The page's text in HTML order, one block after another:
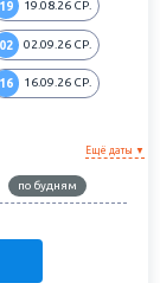
19 19.08.26 СР.
02 02.09.26 СР.
16 16.09.26 СР.
Ещё даты ▼
по будням